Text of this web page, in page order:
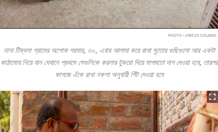
PHOTO • UMESH SOLANKI
নানা টিম্বলা গ্রামের অশোক পরমার, ৩০, এবার আলাদা করে রাখা সুতোর গুছিগুলো আর একটা
কাঠামোয় নিয়ে যান যেখানে প্রথমে সেগুলিকে কয়লার টুকরো দিয়ে মাপমতো দাগ দেওয়া হবে, তারপর
কাগজে এঁকে রাখা নকশা অনুযায়ী গিঁট দেওয়া হবে